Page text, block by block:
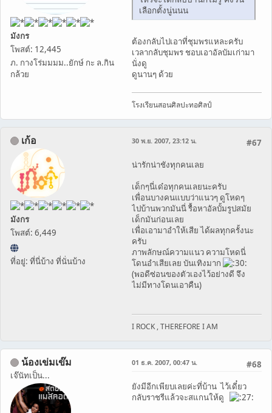
มังกร
โพสต์: 12,445
ภ. กางโร่มมมม..ยักษ์ กะ ล.กิน
กล้วย
เลือกตั้งนู่นนน
ต้องกลับไปเอาที่ชุมพรแหละครับ
เวลากลับชุมพร ชอบเอาอัลบัมเก่ามา
นั่งดู
ดูนานๆ ด้วย
โรงเรียนสอนศิลปะทอศิลป์
เก้อ
มังกร
โพสต์: 6,449
ที่อยู่: ที่นี่บ้าง ที่นั่นบ้าง
#67
30 พ.ย. 2007, 23:12 น.
น่ารักน่าชังทุกคนเลย
เด็กๆนี่เด๋อทุกคนเลยนะครับ
เพื่อนบางคนแบบว่าแนวๆ ดูโหดๆ
ไปบ้านพวกมันนี่ รื้อหาอัลบั้มรูปสมัย
เด็กมันก่อนเลย
เพื่อเอามาอำให้เสีย ได้ผลทุกครั้งนะ
ครับ
ภาพลักษณ์ความแนว ความโหดนี่
โดนอำเสียเลย บันเทิงมาก
(พอดีซ่อนของตัวเองไว้อย่างดี จึง
ไม่มีทางโดนเอาคืน)
I ROCK , THEREFORE I AM
น้องเข่มเข๊ม
เจ๊นัทเป็น...
#68
01 ธ.ค. 2007, 00:47 น.
ยังมีอีกเพียบเลยค่ะที่บ้าน ไว้เดี๋ยว
กลับราชรีแล้วจะสแกนให้ดู